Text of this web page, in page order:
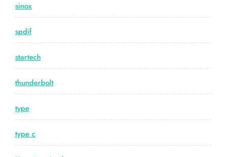
sinox
spdif
startech
thunderbolt
type
type c